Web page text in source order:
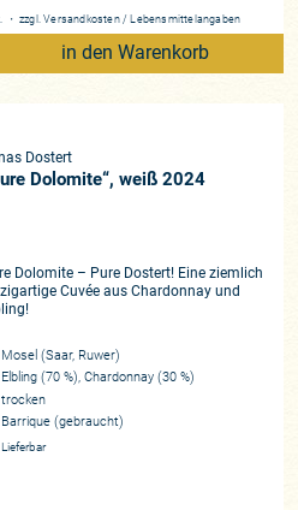
unterschiedlich hohen lehmigen
bei Nittel auf bis zu 250
Rotweine der Mosel
Favorit!), dazu größere
natürlich den Elbling, wo er
Stöcken direkt am Nitteler
dem man den hohen Anteil von
Der Elbling wurde mutmaßlich
angebaut und war
Leitrebsorte des Gemischten
hat man die Weinberge, in
Sorten gemischt gepflanzt
Mit der Zunahme reinsortig
der wuchskräftige Elbling von
verdrängt. An der oberen
・ zzgl.Versandkosten / Lebensmittelangaben
in den Warenkorb
Dostert
Dolomite“, weiß 2024
Dolomite – Pure Dostert! Eine ziemlich
Cuvée aus Chardonnay und
Mosel (Saar, Ruwer)
Elbling (70 %), Chardonnay (30 %)
trocken
Barrique (gebraucht)
Lieferbar